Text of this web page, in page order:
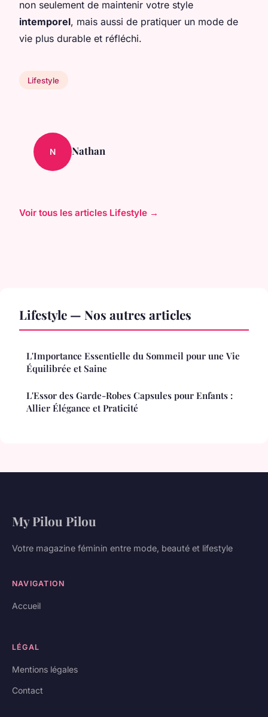
non seulement de maintenir votre style
intemporel, mais aussi de pratiquer un mode de
vie plus durable et réfléchi.
Lifestyle
N Nathan
Voir tous les articles Lifestyle →
Lifestyle — Nos autres articles
L'Importance Essentielle du Sommeil pour une Vie
Équilibrée et Saine
L'Essor des Garde-Robes Capsules pour Enfants :
Allier Élégance et Praticité
My Pilou Pilou
Votre magazine féminin entre mode, beauté et lifestyle
NAVIGATION
Accueil
LÉGAL
Mentions légales
Contact